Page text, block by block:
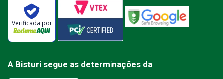
Verificada por
A Bisturi segue as determinações da